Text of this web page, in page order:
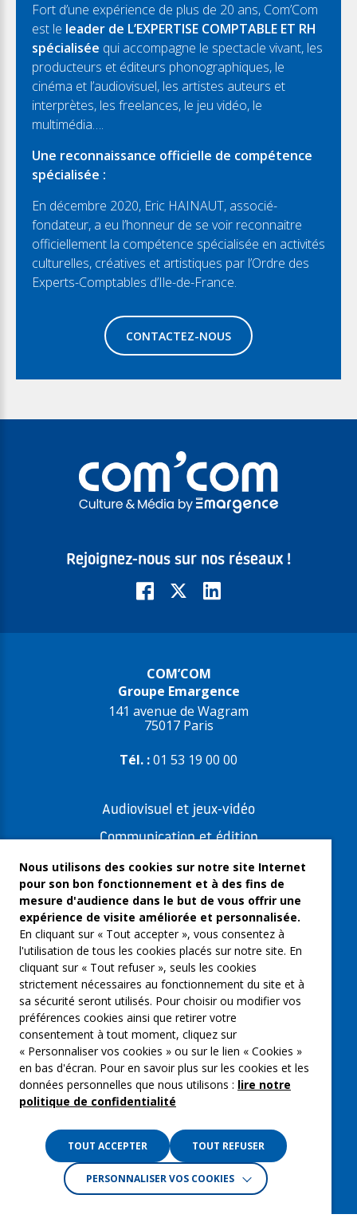
Fort d’une expérience de plus de 20 ans, Com’Com
est le leader de L’EXPERTISE COMPTABLE ET RH
spécialisée qui accompagne le spectacle vivant, les
producteurs et éditeurs phonographiques, le
cinéma et l’audiovisuel, les artistes auteurs et
interprètes, les freelances, le jeu vidéo, le
multimédia….
Une reconnaissance officielle de compétence
spécialisée :
En décembre 2020, Eric HAINAUT, associé-
fondateur, a eu l’honneur de se voir reconnaitre
officiellement la compétence spécialisée en activités
culturelles, créatives et artistiques par l’Ordre des
Experts-Comptables d’Ile-de-France.
CONTACTEZ-NOUS
Rejoignez-nous sur nos réseaux !
COM’COM
Groupe Emargence
141 avenue de Wagram
75017 Paris
Tél. :01 53 19 00 00
Audiovisuel et jeux-vidéo
Communication et édition
Freelances et artistes-auteurs
Musique et spectacles
Qui sommes-nous ?
Groupe Emargence
C’moi le chef
Actualités
Contactez nous
Mentions légales
Gestion des cookies
Crédits :La Jungle
Nous utilisons des cookies sur notre site Internet
pour son bon fonctionnement et à des fins de
mesure d'audience dans le but de vous offrir une
expérience de visite améliorée et personnalisée.
En cliquant sur « Tout accepter », vous consentez à
l'utilisation de tous les cookies placés sur notre site. En
cliquant sur « Tout refuser », seuls les cookies
strictement nécessaires au fonctionnement du site et à
sa sécurité seront utilisés. Pour choisir ou modifier vos
préférences cookies ainsi que retirer votre
consentement à tout moment, cliquez sur
« Personnaliser vos cookies » ou sur le lien « Cookies »
en bas d'écran. Pour en savoir plus sur les cookies et les
données personnelles que nous utilisons : lire notre
politique de confidentialité
TOUT ACCEPTER TOUT REFUSER
PERSONNALISER VOS COOKIES